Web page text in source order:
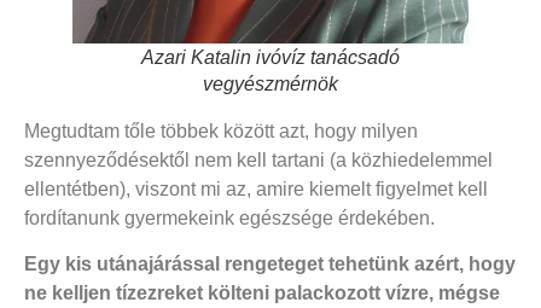
Azari Katalin ivóvíz tanácsadó
vegyészmérnök
Megtudtam tőle többek között azt, hogy milyen
szennyeződésektől nem kell tartani (a közhiedelemmel
ellentétben), viszont mi az, amire kiemelt figyelmet kell
fordítanunk gyermekeink egészsége érdekében.
Egy kis utánajárással rengeteget tehetünk azért, hogy
ne kelljen tízezreket költeni palackozott vízre, mégse